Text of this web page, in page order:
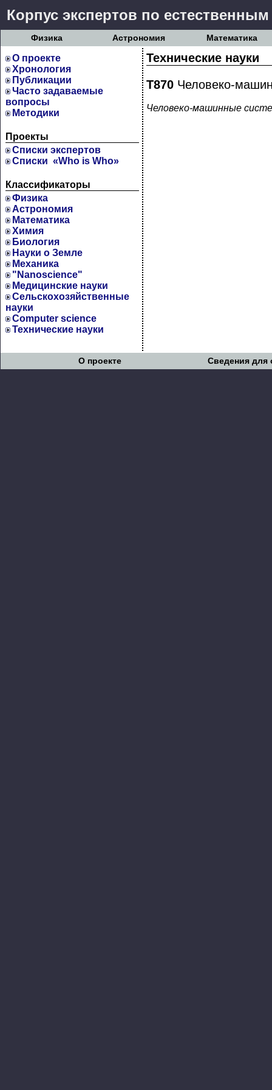
Корпус экспертов по
Физика Астрономия Математика
О проекте
Хронология
Публикации
Часто задаваемые
вопросы
Методики
Проекты
Cписки экспертов
Списки «Who is Who»
Классификаторы
Физика
Астрономия
Математика
Химия
Биология
Науки о Земле
Механика
"Nanoscience"
Медицинские науки
Сельскохозяйственные
науки
Computer science
Технические науки
Технические науки
Т870 Человеко-
Человеко-машинные
О проекте Сведения для